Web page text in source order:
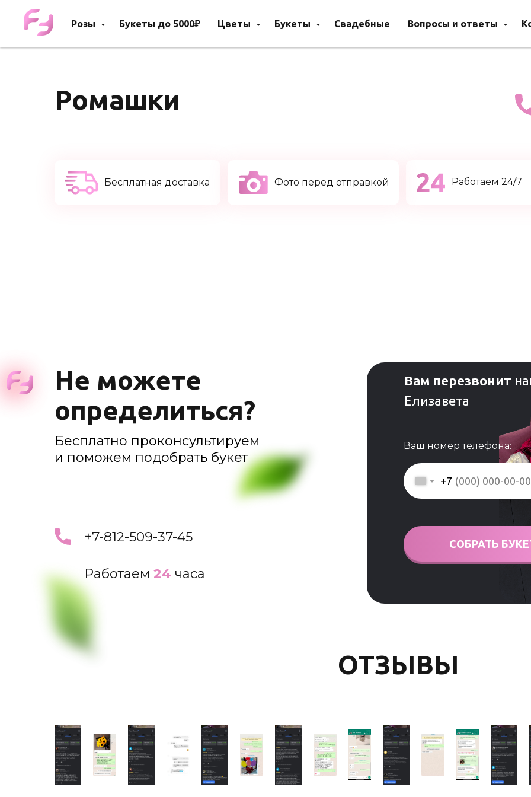
Розы Букеты до 5000₽ Цветы Букеты Свадебные Вопросы и ответы
Ромашки
Фото перед отправкой
Бесплатная доставка Работаем 24/7
Ваш номер телефона:
+7
СОБРАТЬ
Не можете
определиться?
Работаем 24 часа
+7-812-509-37-45
Вам перезвонит
Елизавета
Бесплатно проконсультируем
и поможем подобрать букет
ОТЗЫВЫ